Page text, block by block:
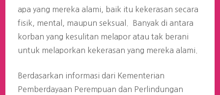
apa yang mereka alami, baik itu kekerasan secara
fisik, mental, maupun seksual. Banyak di antara
korban yang kesulitan melapor atau tak berani
untuk melaporkan kekerasan yang mereka alami.
Berdasarkan informasi dari Kementerian
Pemberdayaan Perempuan dan Perlindungan